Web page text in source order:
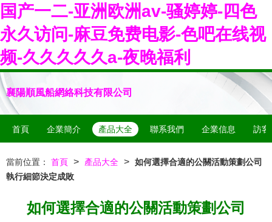
国产一二-亚洲欧洲av-骚婷婷-四色
永久访问-麻豆免费电影-色吧在线视
频-久久久久久a-夜晚福利
襄陽順風船網絡科技有限公司
首頁 企業簡介 產品大全 聯系我們 企業信息 訪客
當前位置： 首頁 > 產品大全 > 如何選擇合適的公關活動策劃公司
執行細節決定成敗
如何選擇合適的公關活動策劃公司